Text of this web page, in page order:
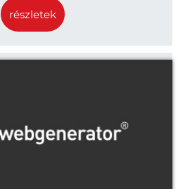
részletek